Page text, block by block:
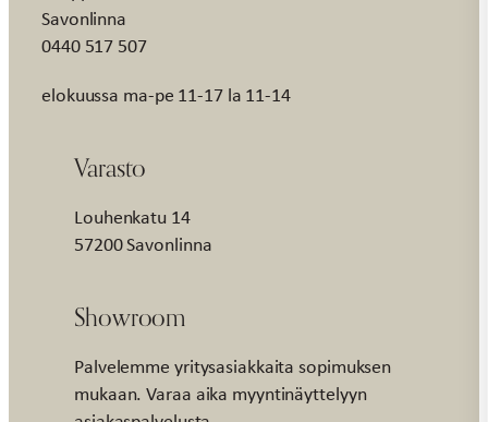
Savonlinna
0440 517 507
elokuussa ma-pe 11-17 la 11-14
Varasto
Louhenkatu 14
57200 Savonlinna
Showroom
Palvelemme yritysasiakkaita sopimuksen
mukaan. Varaa aika myyntinäyttelyyn